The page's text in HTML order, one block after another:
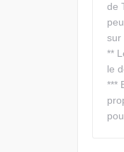
de
sur
**
le
***